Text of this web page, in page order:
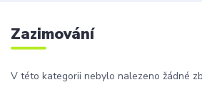
Zazimování
V této kategorii nebylo nalezeno žádné